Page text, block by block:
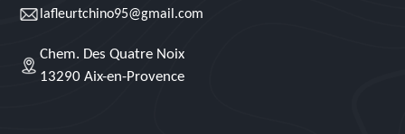
lafleurtchino95@gmail.com
Chem. Des Quatre Noix
13290 Aix-en-Provence